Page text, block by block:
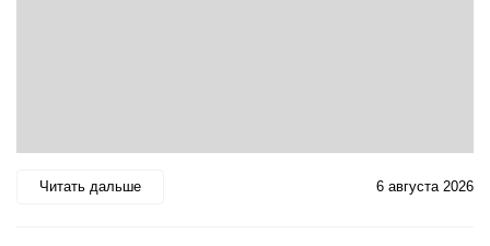
Читать дальше 6 августа 2026